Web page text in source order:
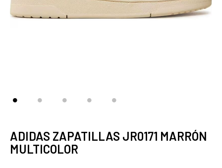
ADIDAS ZAPATILLAS JR0171 MARRÓN
MULTICOLOR